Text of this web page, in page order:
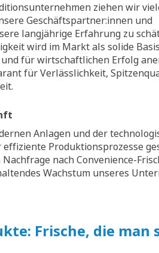
ziehen wir
Geschäftspartner:innen und
langjährige Erfahrung zu
wird im Markt als solide
für wirtschaftlichen Erfolg
für Verlässlichkeit,
Anlagen und der
Produktionsprozesse
nach Convenience-
Wachstum unseres
Frische, die man